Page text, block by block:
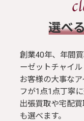
選べ
創業40年、年間
ーゼットチャイ
お客様の大事な
フが1点1点丁寧に
出張買取や宅配
も選べます。